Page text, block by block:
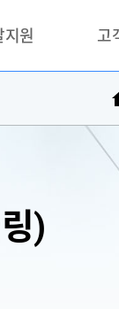
지원 고
문의하
자주찾
민원접수
AI데이
)